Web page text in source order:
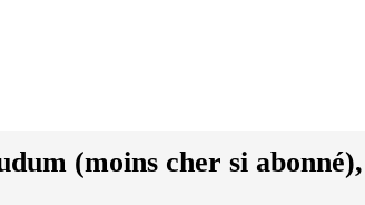
(moins cher si abonné),